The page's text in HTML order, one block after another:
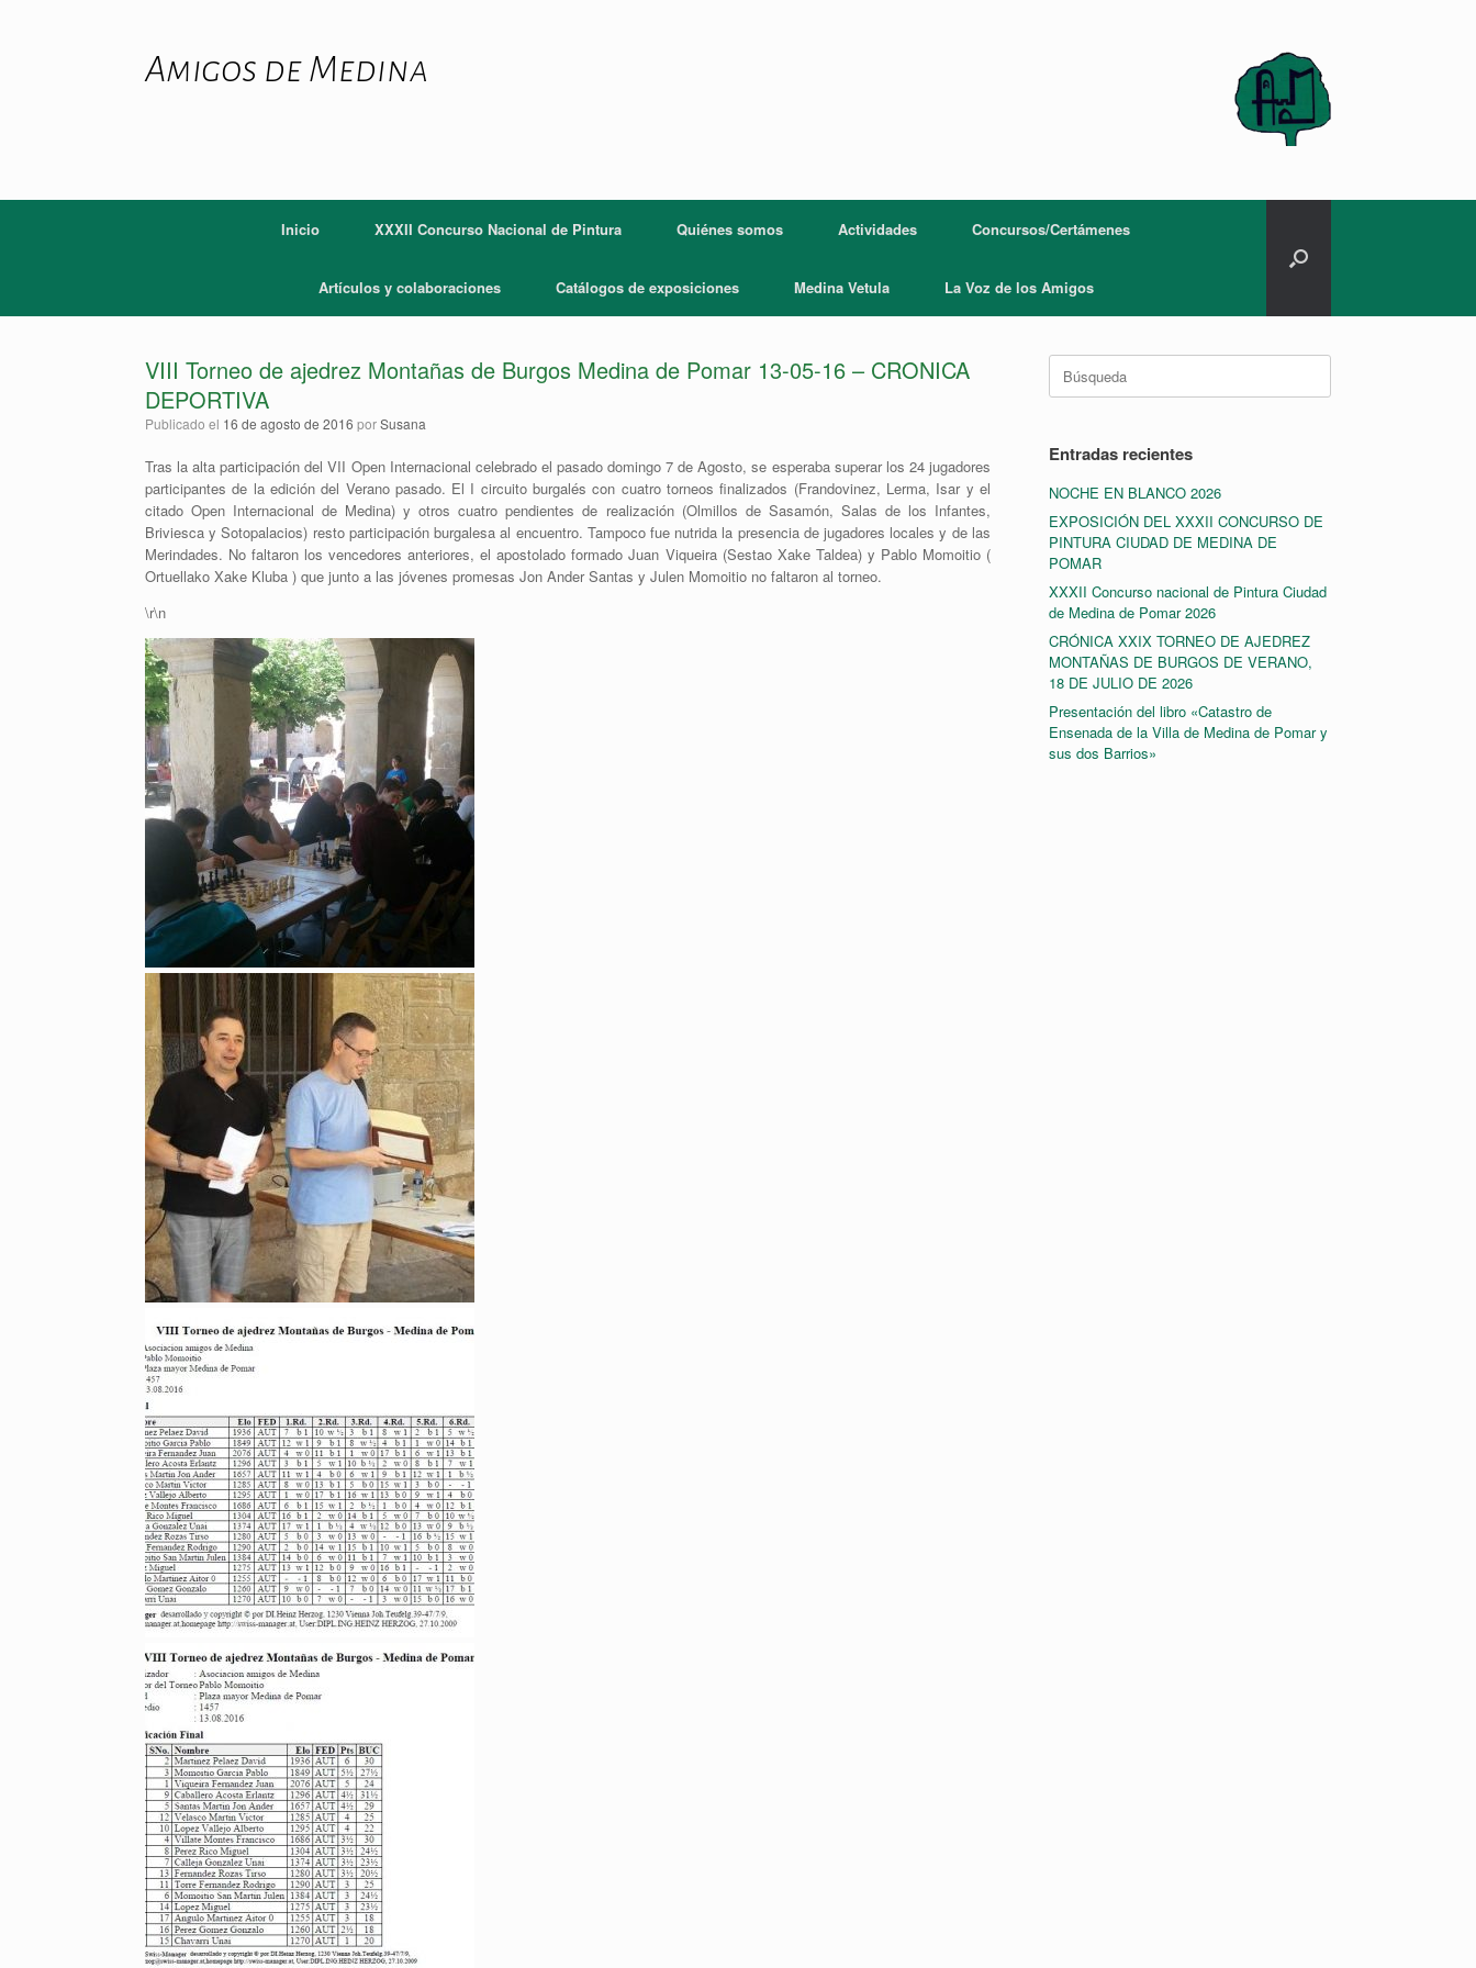
Amigos de Medina
Inicio XXXII Concurso Nacional de Pintura Quiénes somos Actividades Concursos/Certámenes
Artículos y colaboraciones Catálogos de exposiciones Medina Vetula La Voz de los Amigos
VIII Torneo de ajedrez Montañas de Burgos Medina de Pomar 13-05-16 – CRONICA
DEPORTIVA
Publicado el 16 de agosto de 2016 porSusana
Tras la alta participación del VII Open Internacional celebrado el pasado domingo 7 de Agosto, se esperaba superar los 24 jugadores
participantes de la edición del Verano pasado. El I circuito burgalés con cuatro torneos finalizados (Frandovinez, Lerma, Isar y el
citado Open Internacional de Medina) y otros cuatro pendientes de realización (Olmillos de Sasamón, Salas de los Infantes,
Briviesca y Sotopalacios) resto participación burgalesa al encuentro. Tampoco fue nutrida la presencia de jugadores locales y de las
Merindades. No faltaron los vencedores anteriores, el apostolado formado Juan Viqueira (Sestao Xake Taldea) y Pablo Momoitio (
Ortuellako Xake Kluba ) que junto a las jóvenes promesas Jon Ander Santas y Julen Momoitio no faltaron al torneo.
\r\n
Buscar:
Entradas recientes
NOCHE EN BLANCO 2026
EXPOSICIÓN DEL XXXII CONCURSO DE
PINTURA CIUDAD DE MEDINA DE
POMAR
XXXII Concurso nacional de Pintura Ciudad
de Medina de Pomar 2026
CRÓNICA XXIX TORNEO DE AJEDREZ
MONTAÑAS DE BURGOS DE VERANO,
18 DE JULIO DE 2026
Presentación del libro «Catastro de
Ensenada de la Villa de Medina de Pomar y
sus dos Barrios»